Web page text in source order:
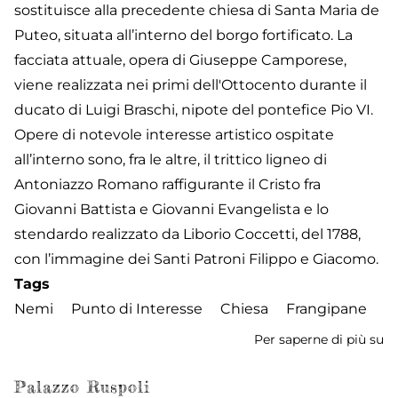
sostituisce alla precedente chiesa di Santa Maria de
Puteo, situata all’interno del borgo fortificato. La
facciata attuale, opera di Giuseppe Camporese,
viene realizzata nei primi dell'Ottocento durante il
ducato di Luigi Braschi, nipote del pontefice Pio VI.
Opere di notevole interesse artistico ospitate
all’interno sono, fra le altre, il trittico ligneo di
Antoniazzo Romano raffigurante il Cristo fra
Giovanni Battista e Giovanni Evangelista e lo
stendardo realizzato da Liborio Coccetti, del 1788,
con l’immagine dei Santi Patroni Filippo e Giacomo.
Tags
Nemi
Punto di Interesse Chiesa Frangipane
Per saperne di più su
Palazzo Ruspoli